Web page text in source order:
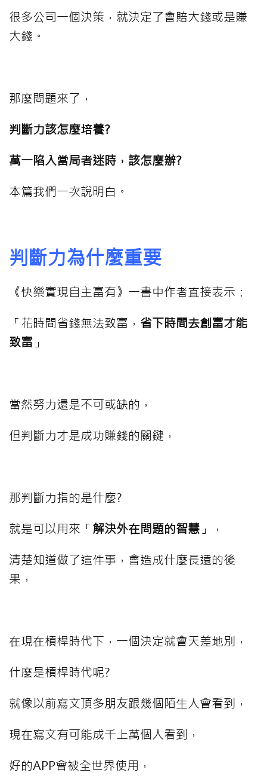
很多公司一個決策，就決定了會賠大錢或是賺
大錢。
那麼問題來了，
判斷力該怎麼培養?
萬一陷入當局者迷時，該怎麼辦?
本篇我們一次說明白。
判斷力為什麼重要
《快樂實現自主富有》一書中作者直接表示：
「花時間省錢無法致富， 省下時間去創富才能
致富 」
當然努力還是不可或缺的，
但判斷力才是成功賺錢的關鍵，
那判斷力指的是什麼?
就是可以用來「解決外在問題的智慧 」，
清楚知道做了這件事，會造成什麼長遠的後
果，
在現在槓桿時代下，一個決定就會天差地別，
什麼是槓桿時代呢?
就像以前寫文頂多朋友跟幾個陌生人會看到，
現在寫文有可能成千上萬個人看到，
好的APP會被全世界使用，